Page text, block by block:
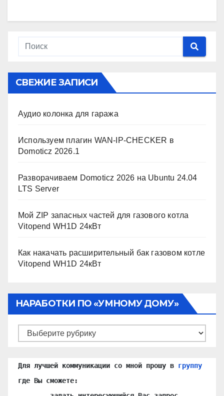
СВЕЖИЕ ЗАПИСИ
Аудио колонка для гаража
Используем плагин WAN-IP-CHECKER в
Domoticz 2026.1
Разворачиваем Domoticz 2026 на Ubuntu 24.04
LTS Server
Мой ZIP запасных частей для газового котла
Vitopend WH1D 24кВт
Как накачать расширительный бак газовом котле
Vitopend WH1D 24кВт
НАРАБОТКИ ПО «УМНОМУ ДОМУ»
Наработки
«Умному
Дому»
Для лучшей коммуникации со мной прошу в группу
где Вы сможете: